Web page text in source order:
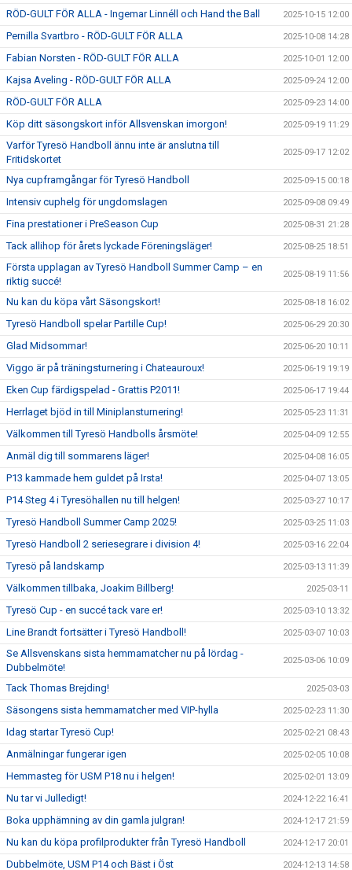
RÖD-GULT FÖR ALLA - Ingemar Linnéll och Hand the Ball 2025-10-15 12:00
Pernilla Svartbro - RÖD-GULT FÖR ALLA 2025-10-08 14:28
Fabian Norsten - RÖD-GULT FÖR ALLA 2025-10-01 12:00
Kajsa Aveling - RÖD-GULT FÖR ALLA 2025-09-24 12:00
RÖD-GULT FÖR ALLA 2025-09-23 14:00
Köp ditt säsongskort inför Allsvenskan imorgon! 2025-09-19 11:29
Varför Tyresö Handboll ännu inte är anslutna till
Fritidskortet
2025-09-17 12:02
Nya cupframgångar för Tyresö Handboll 2025-09-15 00:18
Intensiv cuphelg för ungdomslagen 2025-09-08 09:49
Fina prestationer i PreSeason Cup 2025-08-31 21:28
Tack allihop för årets lyckade Föreningsläger! 2025-08-25 18:51
Första upplagan av Tyresö Handboll Summer Camp – en
riktig succé!
2025-08-19 11:56
Nu kan du köpa vårt Säsongskort! 2025-08-18 16:02
Tyresö Handboll spelar Partille Cup! 2025-06-29 20:30
Glad Midsommar! 2025-06-20 10:11
Viggo är på träningsturnering i Chateauroux! 2025-06-19 19:19
Eken Cup färdigspelad - Grattis P2011! 2025-06-17 19:44
Herrlaget bjöd in till Miniplansturnering! 2025-05-23 11:31
Välkommen till Tyresö Handbolls årsmöte! 2025-04-09 12:55
Anmäl dig till sommarens läger! 2025-04-08 16:05
P13 kammade hem guldet på Irsta! 2025-04-07 13:05
P14 Steg 4 i Tyresöhallen nu till helgen! 2025-03-27 10:17
Tyresö Handboll Summer Camp 2025! 2025-03-25 11:03
Tyresö Handboll 2 seriesegrare i division 4! 2025-03-16 22:04
Tyresö på landskamp 2025-03-13 11:39
Välkommen tillbaka, Joakim Billberg! 2025-03-11
Tyresö Cup - en succé tack vare er! 2025-03-10 13:32
Line Brandt fortsätter i Tyresö Handboll! 2025-03-07 10:03
Se Allsvenskans sista hemmamatcher nu på lördag -
Dubbelmöte!
2025-03-06 10:09
Tack Thomas Brejding! 2025-03-03
Säsongens sista hemmamatcher med VIP-hylla 2025-02-23 11:30
Idag startar Tyresö Cup! 2025-02-21 08:43
Anmälningar fungerar igen 2025-02-05 10:08
Hemmasteg för USM P18 nu i helgen! 2025-02-01 13:09
Nu tar vi Julledigt! 2024-12-22 16:41
Boka upphämning av din gamla julgran! 2024-12-17 21:59
Nu kan du köpa profilprodukter från Tyresö Handboll 2024-12-17 20:01
Dubbelmöte, USM P14 och Bäst i Öst 2024-12-13 14:58